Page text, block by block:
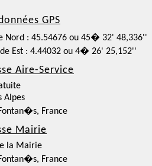
GPS
Nord : 45.54676 ou 45� 32' 48,336''
Est : 4.44032 ou 4� 26' 25,152''
Aire-Service
Alpes
France
Mairie
la Mairie
France